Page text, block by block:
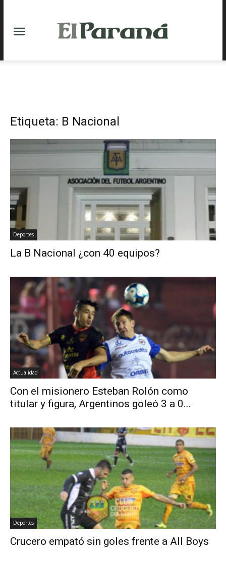
Etiqueta: B Nacional
Deportes
La B Nacional ¿con 40 equipos?
Actualidad
Con el misionero Esteban Rolón como
titular y figura, Argentinos goleó 3 a 0...
Deportes
Crucero empató sin goles frente a All Boys